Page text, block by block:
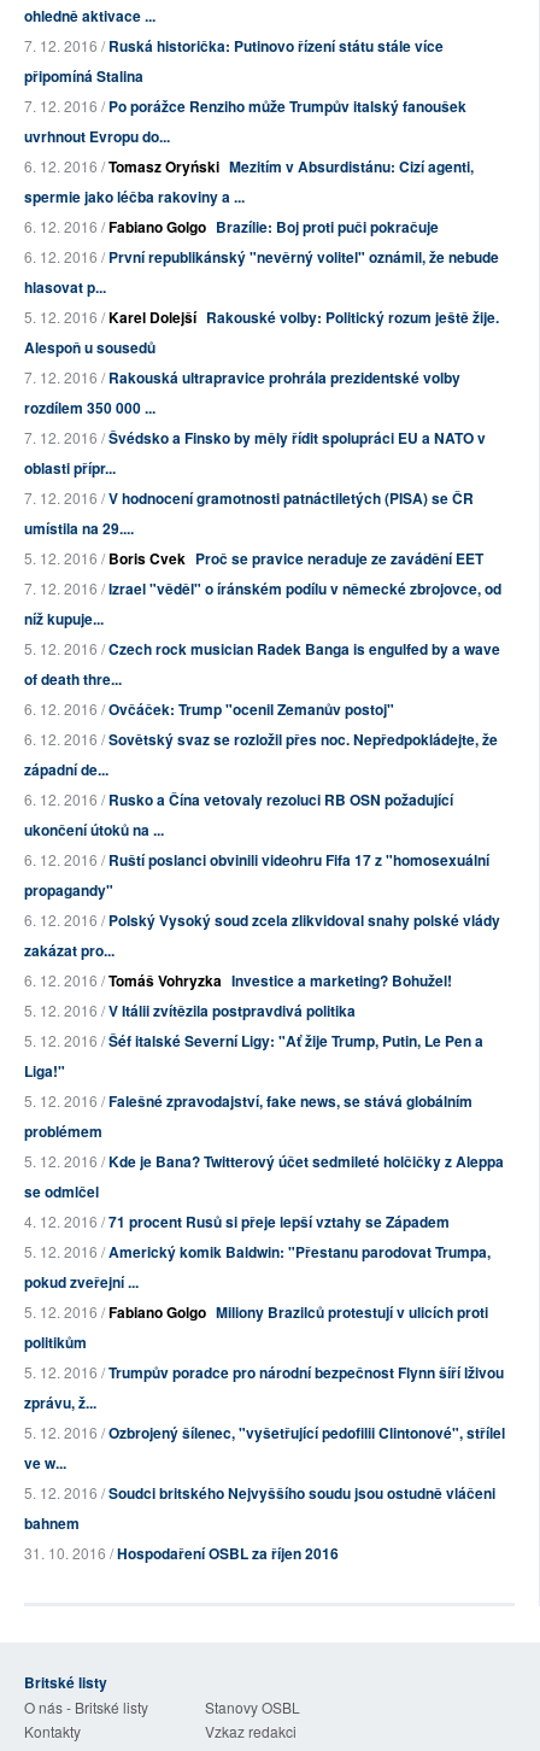
ohledně aktivace ...
7. 12. 2016 /Ruská historička: Putinovo řízení státu stále více
připomíná Stalina
7. 12. 2016 /Po porážce Renziho může Trumpův italský fanoušek
uvrhnout Evropu do...
6. 12. 2016 /Tomasz Oryński Mezitím v Absurdistánu: Cizí agenti,
spermie jako léčba rakoviny a ...
6. 12. 2016 /Fabiano Golgo Brazílie: Boj proti puči pokračuje
6. 12. 2016 /První republikánský "nevěrný volitel" oznámil, že nebude
hlasovat p...
5. 12. 2016 /Karel Dolejší Rakouské volby: Politický rozum ještě žije.
Alespoň u sousedů
7. 12. 2016 /Rakouská ultrapravice prohrála prezidentské volby
rozdílem 350 000 ...
7. 12. 2016 /Švédsko a Finsko by měly řídit spolupráci EU a NATO v
oblasti přípr...
7. 12. 2016 /V hodnocení gramotnosti patnáctiletých (PISA) se ČR
umístila na 29....
5. 12. 2016 /Boris Cvek Proč se pravice neraduje ze zavádění EET
7. 12. 2016 /Izrael "věděl" o íránském podílu v německé zbrojovce, od
níž kupuje...
5. 12. 2016 /Czech rock musician Radek Banga is engulfed by a wave
of death thre...
6. 12. 2016 /Ovčáček: Trump "ocenil Zemanův postoj"
6. 12. 2016 /Sovětský svaz se rozložil přes noc. Nepředpokládejte, že
západní de...
6. 12. 2016 /Rusko a Čína vetovaly rezoluci RB OSN požadující
ukončení útoků na ...
6. 12. 2016 /Ruští poslanci obvinili videohru Fifa 17 z "homosexuální
propagandy"
6. 12. 2016 /Polský Vysoký soud zcela zlikvidoval snahy polské vlády
zakázat pro...
6. 12. 2016 /Tomáš Vohryzka Investice a marketing? Bohužel!
5. 12. 2016 /V Itálii zvítězila postpravdivá politika
5. 12. 2016 /Šéf italské Severní Ligy: "Ať žije Trump, Putin, Le Pen a
Liga!"
5. 12. 2016 /Falešné zpravodajství, fake news, se stává globálním
problémem
5. 12. 2016 /Kde je Bana? Twitterový účet sedmileté holčičky z Aleppa
se odmlčel
4. 12. 2016 /71 procent Rusů si přeje lepší vztahy se Západem
5. 12. 2016 /Americký komik Baldwin: "Přestanu parodovat Trumpa,
pokud zveřejní ...
5. 12. 2016 /Fabiano Golgo Miliony Brazilců protestují v ulicích proti
politikům
5. 12. 2016 /Trumpův poradce pro národní bezpečnost Flynn šíří lživou
zprávu, ž...
5. 12. 2016 /Ozbrojený šílenec, "vyšetřující pedofilii Clintonové", střílel
ve w...
5. 12. 2016 /Soudci britského Nejvyššího soudu jsou ostudně vláčeni
bahnem
31. 10. 2016 /Hospodaření OSBL za říjen 2016
Britské listy
O nás - Britské listy
Stanovy OSBL
Kontakty
Vzkaz redakci